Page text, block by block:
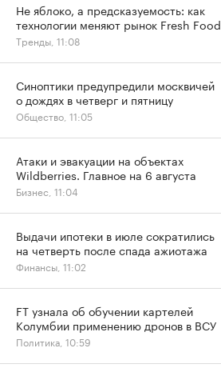
Не яблоко, а предсказуемость: как
технологии меняют рынок Fresh Food
Тренды, 11:08
Синоптики предупредили москвичей
о дождях в четверг и пятницу
Общество, 11:05
Атаки и эвакуации на объектах
Wildberries. Главное на 6 августа
Бизнес, 11:04
Выдачи ипотеки в июле сократились
на четверть после спада ажиотажа
Финансы, 11:02
FT узнала об обучении картелей
Колумбии применению дронов в ВСУ
Политика, 10:59